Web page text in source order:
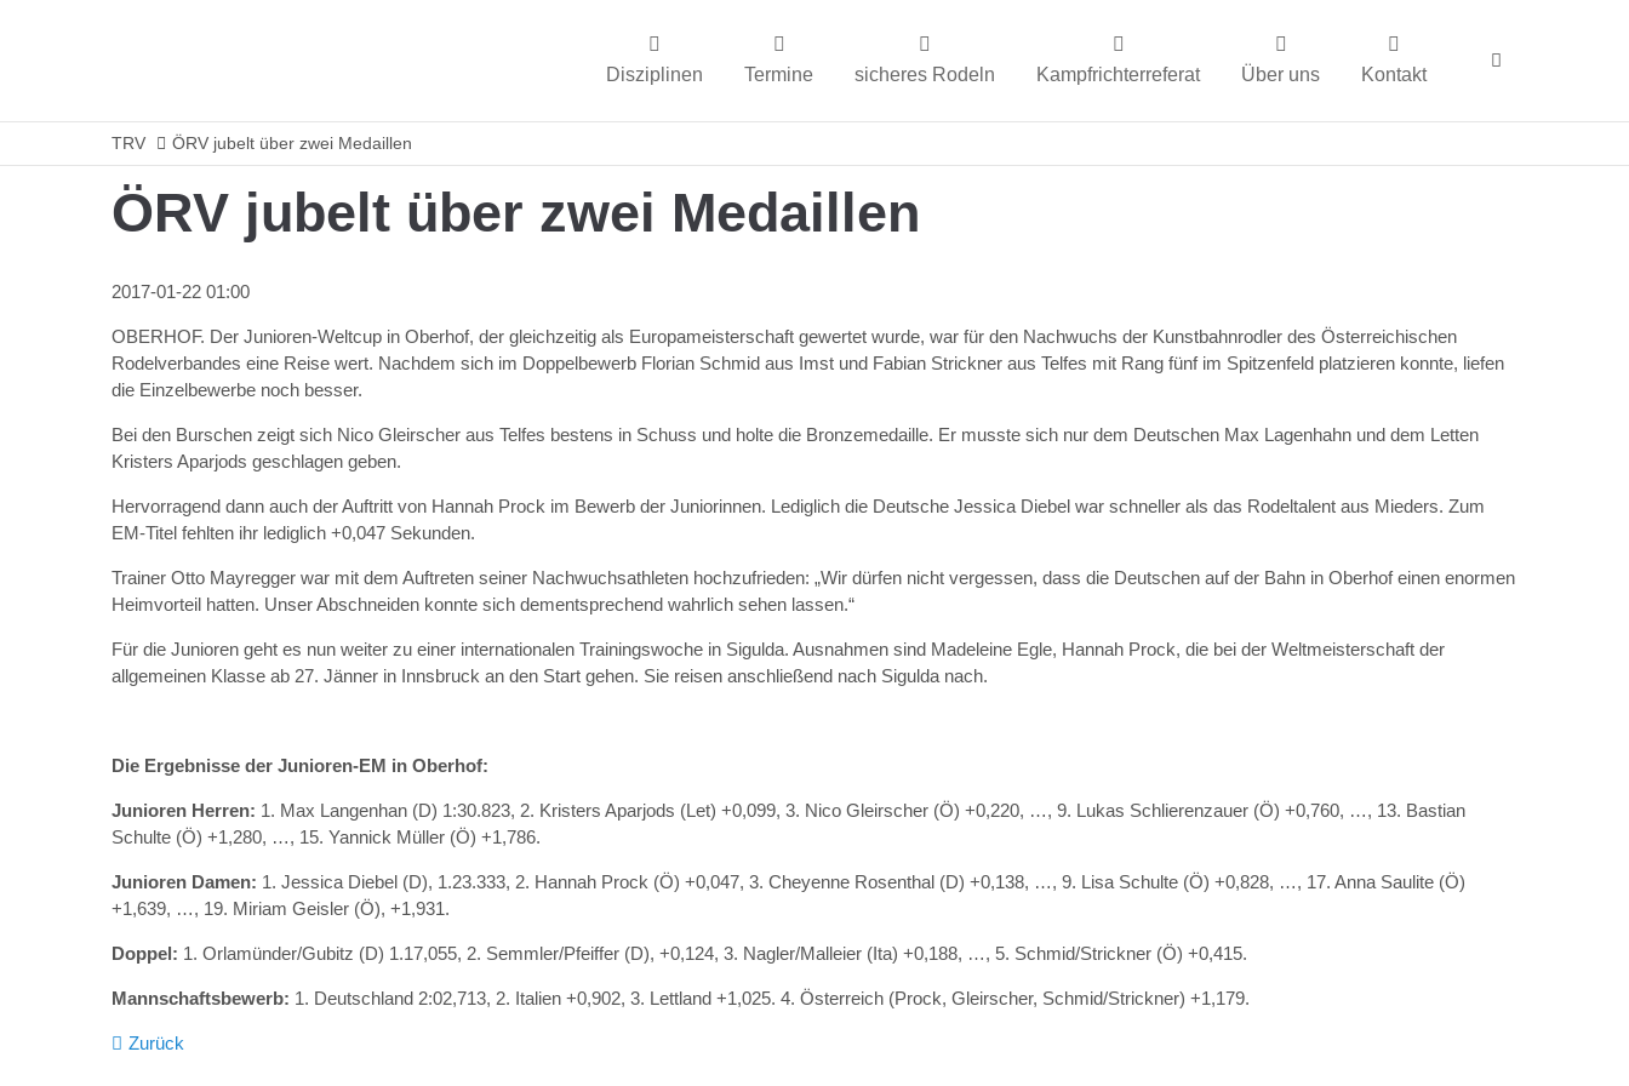
Disziplinen Termine sicheres Rodeln Kampfrichterreferat Über uns Kontakt
TRV ÖRV jubelt über zwei Medaillen
ÖRV jubelt über zwei Medaillen
2017-01-22 01:00
OBERHOF. Der Junioren-Weltcup in Oberhof, der gleichzeitig als Europameisterschaft gewertet wurde, war für den Nachwuchs der Kunstbahnrodler des Österreichischen
Rodelverbandes eine Reise wert. Nachdem sich im Doppelbewerb Florian Schmid aus Imst und Fabian Strickner aus Telfes mit Rang fünf im Spitzenfeld platzieren konnte, liefen
die Einzelbewerbe noch besser.
Bei den Burschen zeigt sich Nico Gleirscher aus Telfes bestens in Schuss und holte die Bronzemedaille. Er musste sich nur dem Deutschen Max Lagenhahn und dem Letten
Kristers Aparjods geschlagen geben.
Hervorragend dann auch der Auftritt von Hannah Prock im Bewerb der Juniorinnen. Lediglich die Deutsche Jessica Diebel war schneller als das Rodeltalent aus Mieders. Zum
EM-Titel fehlten ihr lediglich +0,047 Sekunden.
Trainer Otto Mayregger war mit dem Auftreten seiner Nachwuchsathleten hochzufrieden: „Wir dürfen nicht vergessen, dass die Deutschen auf der Bahn in Oberhof einen enormen
Heimvorteil hatten. Unser Abschneiden konnte sich dementsprechend wahrlich sehen lassen.“
Für die Junioren geht es nun weiter zu einer internationalen Trainingswoche in Sigulda. Ausnahmen sind Madeleine Egle, Hannah Prock, die bei der Weltmeisterschaft der
allgemeinen Klasse ab 27. Jänner in Innsbruck an den Start gehen. Sie reisen anschließend nach Sigulda nach.
Die Ergebnisse der Junioren-EM in Oberhof:
Junioren Herren: 1. Max Langenhan (D) 1:30.823, 2. Kristers Aparjods (Let) +0,099, 3. Nico Gleirscher (Ö) +0,220, …, 9. Lukas Schlierenzauer (Ö) +0,760, …, 13. Bastian
Schulte (Ö) +1,280, …, 15. Yannick Müller (Ö) +1,786.
Junioren Damen: 1. Jessica Diebel (D), 1.23.333, 2. Hannah Prock (Ö) +0,047, 3. Cheyenne Rosenthal (D) +0,138, …, 9. Lisa Schulte (Ö) +0,828, …, 17. Anna Saulite (Ö)
+1,639, …, 19. Miriam Geisler (Ö), +1,931.
Doppel: 1. Orlamünder/Gubitz (D) 1.17,055, 2. Semmler/Pfeiffer (D), +0,124, 3. Nagler/Malleier (Ita) +0,188, …, 5. Schmid/Strickner (Ö) +0,415.
Mannschaftsbewerb: 1. Deutschland 2:02,713, 2. Italien +0,902, 3. Lettland +1,025. 4. Österreich (Prock, Gleirscher, Schmid/Strickner) +1,179.
Zurück